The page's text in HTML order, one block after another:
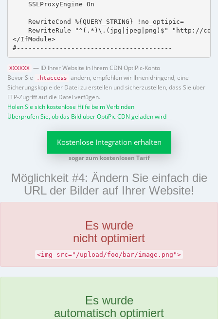
    SSLProxyEngine On
    RewriteCond %{QUERY_STRING} !no_optipic=
RewriteRule "^(.*)\.(jpg|jpeg|png)$" "http://
</IfModule>
#----------------------------------------
XXXXXX
— ID Ihrer Website in Ihrem CDN OptiPic-Konto
Bevor Sie
.htaccess
ändern, empfehlen wir Ihnen dringend, eine
Sicherungskopie der Datei zu erstellen und sicherzustellen, dass Sie über
FTP-Zugriff auf die Datei verfügen.
Holen Sie sich kostenlose Hilfe beim Verbinden
Überprüfen Sie, ob das Bild über OptiPic CDN geladen wird
Kostenlose Integration erhalten
sogar zum kostenlosen Tarif
Möglichkeit #4: Ändern Sie einfach die
URL der Bilder auf Ihrer Website!
Es wurde
nicht optimiert
<img src="/upload/foo/bar/image.png">
Es wurde
automatisch optimiert